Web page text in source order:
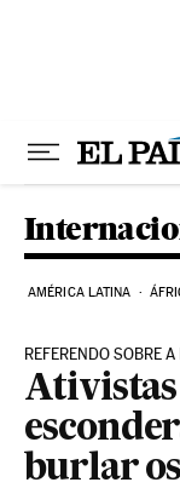
AMÉRICA LATINA
REFERENDO SOBRE
Ativistas
burlar